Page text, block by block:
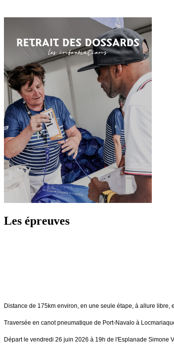
Les épreuves
Distance de 175km environ, en une seule étape, à allure libre,
Traversée en canot pneumatique de Port-Navalo à
Départ le vendredi 26 juin 2026 à 19h de l'Esplanade Simone